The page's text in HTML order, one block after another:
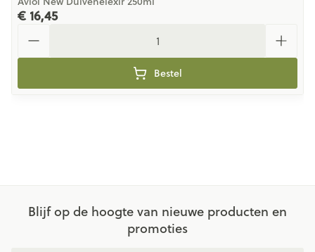
€ 16,45
Bestel
Blijf op de hoogte van nieuwe producten en
promoties